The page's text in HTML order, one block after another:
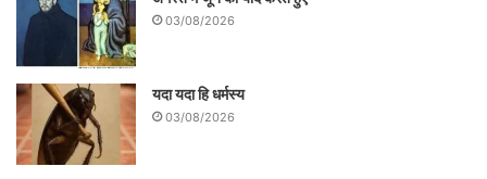
03/08/2026
यदा यदा हि धर्मस्य
03/08/2026